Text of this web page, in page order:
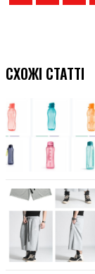
СХОЖІ СТАТТІ